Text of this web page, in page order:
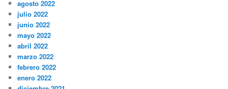
agosto 2022
julio 2022
junio 2022
mayo 2022
abril 2022
marzo 2022
febrero 2022
enero 2022